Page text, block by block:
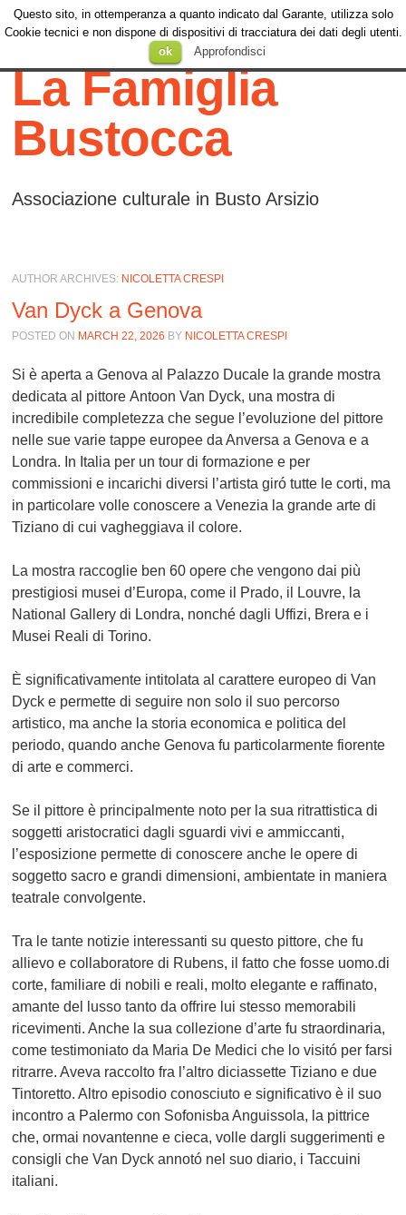
Menu
SKIP TO
Menu
La Famiglia
Bustocca
Associazione culturale in Busto Arsizio
AUTHOR ARCHIVES: NICOLETTA CRESPI
Van Dyck a Genova
POSTED ON MARCH 22, 2026 BY NICOLETTA CRESPI
Si è aperta aGenova al Palazzo Ducale la grande mostra
dedicata al pittoreAntoon Van Dyck, una mostra di
incredibile completezza che segue l’evoluzione del pittore
nelle sue varie tappe europee da Anversa a Genova e a
Londra. In Italia per un tour di formazione e per
commissioni e incarichi diversi l’artista giró tutte le corti, ma
in particolare volle conoscere a Venezia la grande arte di
Tiziano di cui vagheggiava il colore.
La mostra raccoglie ben 60 opere che vengono dai più
prestigiosi musei d’Europa, come il Prado, il Louvre, la
National Gallery di Londra, nonché dagli Uffizi, Brera e i
Musei Reali di Torino.
È significativamente intitolata al carattere europeo di Van
Dyck e permette di seguire non solo il suo percorso
artistico, ma anche la storia economica e politica del
periodo, quando anche Genova fu particolarmente fiorente
di arte e commerci.
Se il pittore è principalmente noto per la sua ritrattistica di
soggetti aristocratici dagli sguardi vivi e ammiccanti,
l’esposizione permette di conoscere anche le opere di
soggetto sacro e grandi dimensioni, ambientate in maniera
teatrale convolgente.
Tra le tante notizie interessanti su questo pittore, che fu
allievo e collaboratore di Rubens, il fatto che fosse uomo.di
corte, familiare di nobili e reali, molto elegante e raffinato,
amante del lusso tanto da offrire lui stesso memorabili
ricevimenti. Anche la sua collezione d’arte fu straordinaria,
come testimoniato da Maria De Medici che lo visitó per farsi
ritrarre. Aveva raccolto fra l’altro diciassette Tiziano e due
Tintoretto. Altro episodio conosciuto e significativo è il suo
incontro a Palermo con Sofonisba Anguissola, la pittrice
che, ormai novantenne e cieca, volle dargli suggerimenti e
consigli che Van Dyck annotó nel suo diario, i Taccuini
italiani.
Questo sito, in ottemperanza a quanto indicato dal Garante, utilizza solo
Cookie tecnici e non dispone di dispositivi di tracciatura dei dati degli utenti.
ok
Approfondisci